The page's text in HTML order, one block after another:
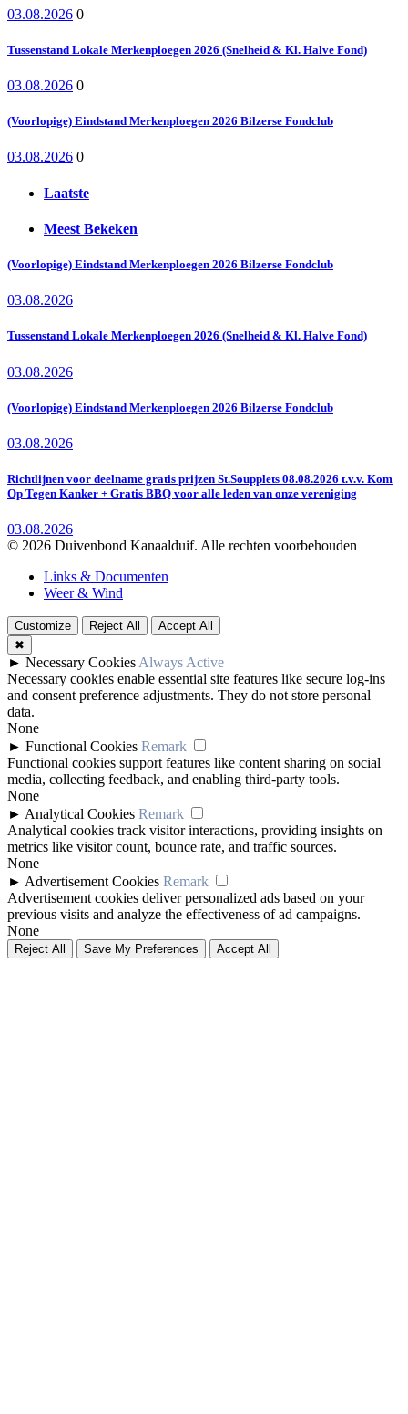
03.08.2026 0
Tussenstand Lokale Merkenploegen 2026 (Snelheid & Kl. Halve Fond)
03.08.2026 0
(Voorlopige) Eindstand Merkenploegen 2026 Bilzerse Fondclub
03.08.2026 0
Laatste
Meest Bekeken
(Voorlopige) Eindstand Merkenploegen 2026 Bilzerse Fondclub
03.08.2026
Tussenstand Lokale Merkenploegen 2026 (Snelheid & Kl. Halve Fond)
03.08.2026
(Voorlopige) Eindstand Merkenploegen 2026 Bilzerse Fondclub
03.08.2026
Richtlijnen voor deelname gratis prijzen St.Soupplets 08.08.2026 t.v.v. Kom
Op Tegen Kanker + Gratis BBQ voor alle leden van onze vereniging
03.08.2026
© 2026 Duivenbond Kanaalduif. Alle rechten voorbehouden
Links & Documenten
Weer & Wind
Customize Reject All
Accept All
✖
► Necessary Cookies Always Active
Necessary cookies enable essential site features like secure log-ins
and consent preference adjustments. They do not store personal
data.
None
► Functional Cookies Remark
Functional cookies support features like content sharing on social
media, collecting feedback, and enabling third-party tools.
None
► Analytical Cookies Remark
Analytical cookies track visitor interactions, providing insights on
metrics like visitor count, bounce rate, and traffic sources.
None
► Advertisement Cookies Remark
Advertisement cookies deliver personalized ads based on your
previous visits and analyze the effectiveness of ad campaigns.
None
Reject All Save My Preferences Accept All